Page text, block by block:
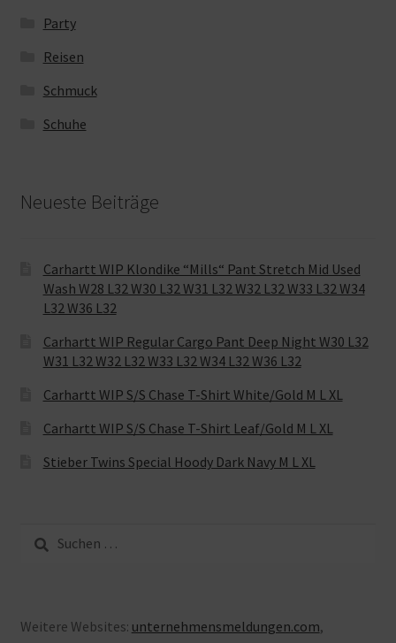
Party
Reisen
Schmuck
Schuhe
Neueste Beiträge
Carhartt WIP Klondike “Mills“ Pant Stretch Mid Used
Wash W28 L32 W30 L32 W31 L32 W32 L32 W33 L32 W34
L32 W36 L32
Carhartt WIP Regular Cargo Pant Deep Night W30 L32
W31 L32 W32 L32 W33 L32 W34 L32 W36 L32
Carhartt WIP S/S Chase T-Shirt White/Gold M L XL
Carhartt WIP S/S Chase T-Shirt Leaf/Gold M L XL
Stieber Twins Special Hoody Dark Navy M L XL
nach:
Weitere Websites: unternehmensmeldungen.com,